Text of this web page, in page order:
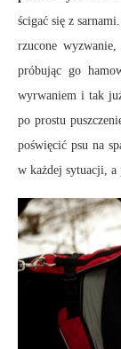
ścigać się z
rzucone
próbując go
wyrwaniem i tak
po prostu
poświęcić psu na
w każdej sytuacji, a